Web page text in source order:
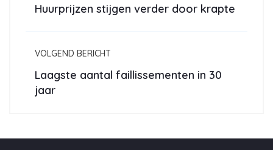
Huurprijzen stijgen verder door krapte
VOLGEND BERICHT
Laagste aantal faillissementen in 30
jaar